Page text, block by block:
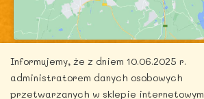
Informujemy, że z dniem 10.06.2025 r.
administratorem danych osobowych
przetwarzanych w sklepie internetowym